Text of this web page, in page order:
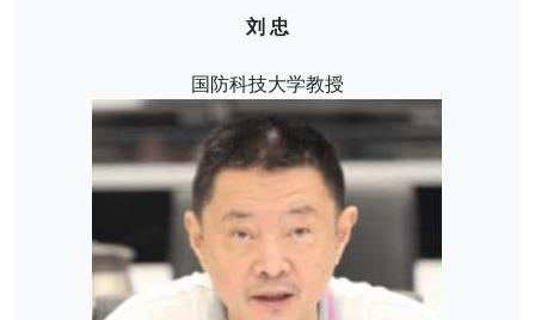
刘 忠
国防科技大学教授